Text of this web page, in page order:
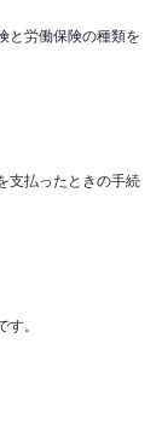
と労働保険の種類を
支払ったときの手続
。